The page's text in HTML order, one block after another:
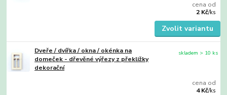
cena od
2 Kč/ks
Zvolit variantu
Dveře / dvířka / okna / okénka na
domeček - dřevěné výřezy z překližky
dekorační
cena od
4 Kč/ks
skladem > 10 ks